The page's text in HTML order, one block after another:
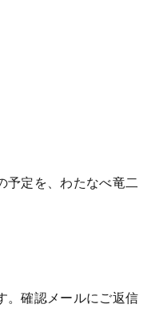
予定を、わたなべ竜二
。確認メールにご返信